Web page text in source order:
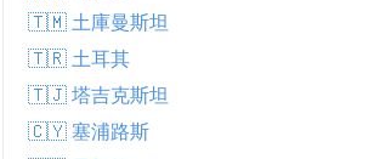
🇹🇲 土庫曼斯坦
🇹🇷 土耳其
🇹🇯 塔吉克斯坦
🇨🇾 塞浦路斯